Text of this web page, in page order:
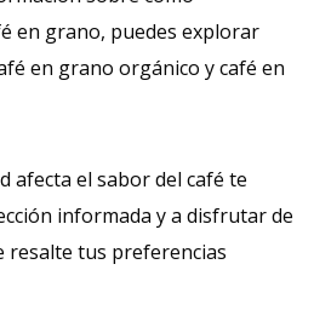
en grano, puedes explorar
en grano orgánico y café en
afecta el sabor del café te
informada y a disfrutar de
resalte tus preferencias